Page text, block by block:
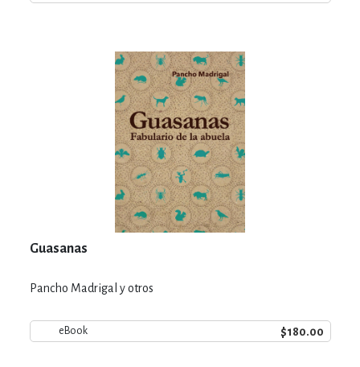
Guasanas
Pancho Madrigal y otros
eBook $180.00